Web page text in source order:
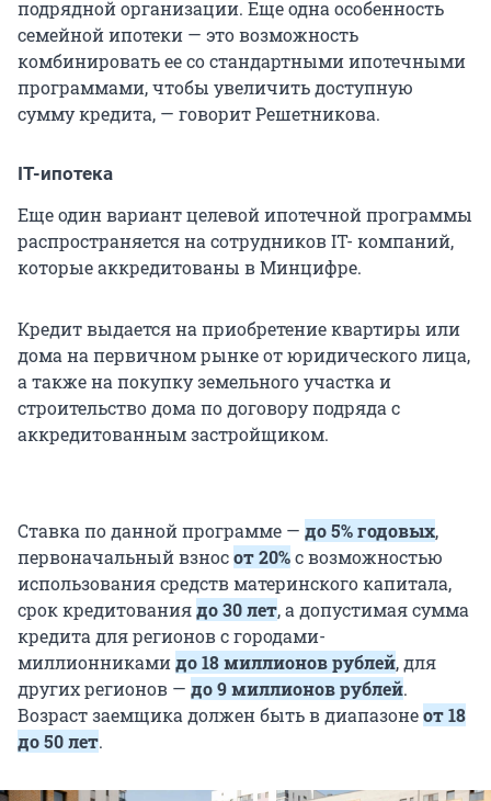
подрядной организации. Еще одна особенность
семейной ипотеки — это возможность
комбинировать ее со стандартными ипотечными
программами, чтобы увеличить доступную
сумму кредита, — говорит Решетникова.
IT-ипотека
Еще один вариант целевой ипотечной программы
распространяется на сотрудников IT- компаний,
которые аккредитованы в Минцифре.
Кредит выдается на приобретение квартиры или
дома на первичном рынке от юридического лица,
а также на покупку земельного участка и
строительство дома по договору подряда с
аккредитованным застройщиком.
Ставка по данной программе — до 5% годовых,
первоначальный взносот 20%с возможностью
использования средств материнского капитала,
срок кредитованиядо 30 лет, а допустимая сумма
кредита для регионов с городами-
миллионникамидо 18 миллионов рублей, для
других регионов — до 9 миллионов рублей.
Возраст заемщика должен быть в диапазонеот 18
до 50 лет.